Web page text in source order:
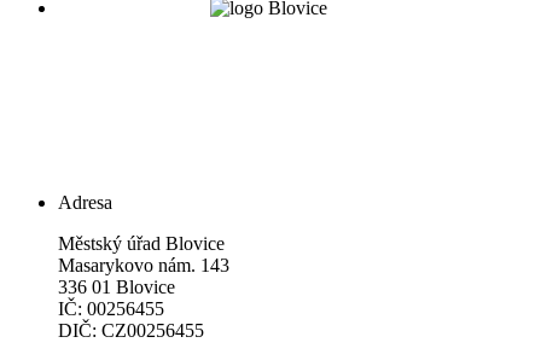
Adresa
Městský úřad Blovice
Masarykovo nám. 143
336 01 Blovice
IČ: 00256455
DIČ: CZ00256455